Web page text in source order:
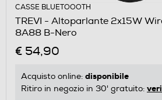
CASSE BLUETOOOTH
TREVI - Altoparlante 2x15W
8A88 B-Nero
€ 54,90
Acquisto online: disponibile
Ritiro in negozio in 30' gratuito: